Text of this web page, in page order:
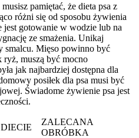
pamiętać, że dieta psa z
różni się od sposobu żywienia
gotowanie w wodzie lub na
ze smażenia. Unikaj
smalcu. Mięso powinno być
ryż, muszą być mocno
jak najbardziej dostępna dla
posiłek dla psa musi być
Świadome żywienie psa jest
ZALECANA
OBRÓBKA